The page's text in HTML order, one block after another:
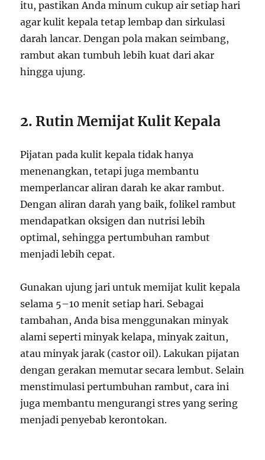
itu, pastikan Anda minum cukup air setiap hari
agar kulit kepala tetap lembap dan sirkulasi
darah lancar. Dengan pola makan seimbang,
rambut akan tumbuh lebih kuat dari akar
hingga ujung.
2. Rutin Memijat Kulit Kepala
Pijatan pada kulit kepala tidak hanya
menenangkan, tetapi juga membantu
memperlancar aliran darah ke akar rambut.
Dengan aliran darah yang baik, folikel rambut
mendapatkan oksigen dan nutrisi lebih
optimal, sehingga pertumbuhan rambut
menjadi lebih cepat.
Gunakan ujung jari untuk memijat kulit kepala
selama 5–10 menit setiap hari. Sebagai
tambahan, Anda bisa menggunakan minyak
alami seperti minyak kelapa, minyak zaitun,
atau minyak jarak (castor oil). Lakukan pijatan
dengan gerakan memutar secara lembut. Selain
menstimulasi pertumbuhan rambut, cara ini
juga membantu mengurangi stres yang sering
menjadi penyebab kerontokan.